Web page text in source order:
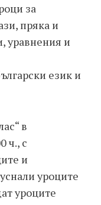
за
пряка и
уравнения и
език и
в
ч., с
и
уроците
уроците